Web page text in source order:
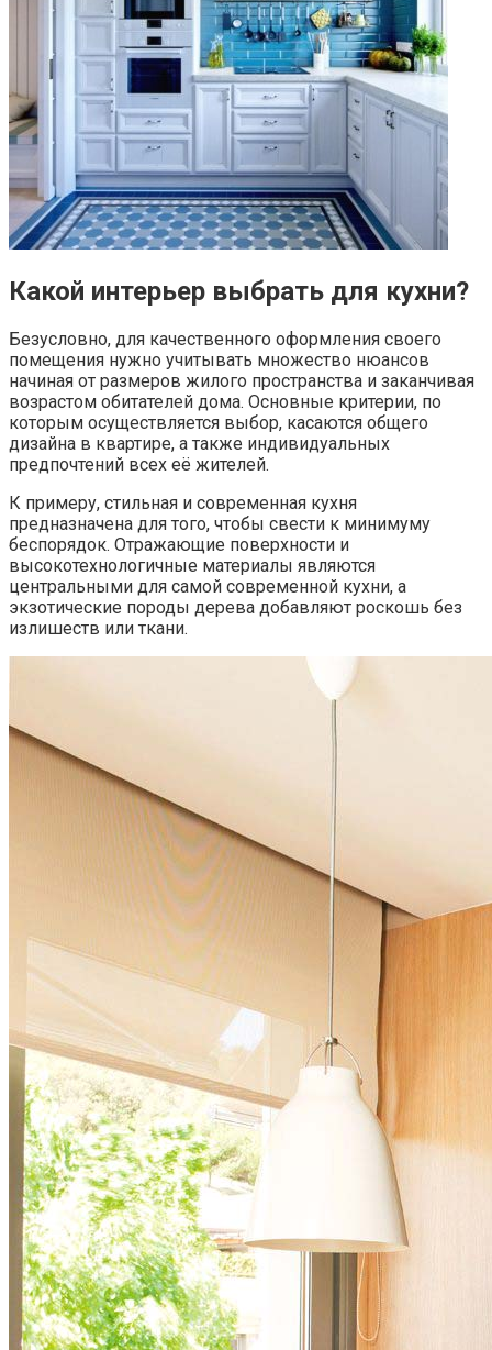
Какой интерьер выбрать для кухни?
Безусловно, для качественного оформления своего
помещения нужно учитывать множество нюансов
начиная от размеров жилого пространства и заканчивая
возрастом обитателей дома. Основные критерии, по
которым осуществляется выбор, касаются общего
дизайна в квартире, а также индивидуальных
предпочтений всех её жителей.
К примеру, стильная и современная кухня
предназначена для того, чтобы свести к минимуму
беспорядок. Отражающие поверхности и
высокотехнологичные материалы являются
центральными для самой современной кухни, а
экзотические породы дерева добавляют роскошь без
излишеств или ткани.